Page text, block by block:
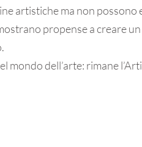
artistiche ma non possono
propense a creare
dell’arte: rimane